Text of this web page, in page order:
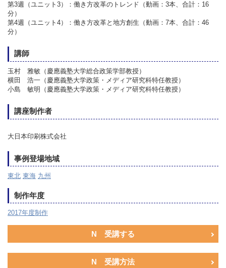
第3週（ユニット3）：働き方改革のトレンド（動画：3本、合計：16
分）
第4週（ユニット4）：働き方改革と地方創生（動画：7本、合計：46
分）
講師
玉村 雅敏（慶應義塾大学総合政策学部教授）
横田 浩一（慶應義塾大学政策・メディア研究科特任教授）
小島 敏明（慶應義塾大学政策・メディア研究科特任教授）
講座制作者
大日本印刷株式会社
事例登場地域
東北 東海 九州
制作年度
2017年度制作
N 受講する
N 受講方法